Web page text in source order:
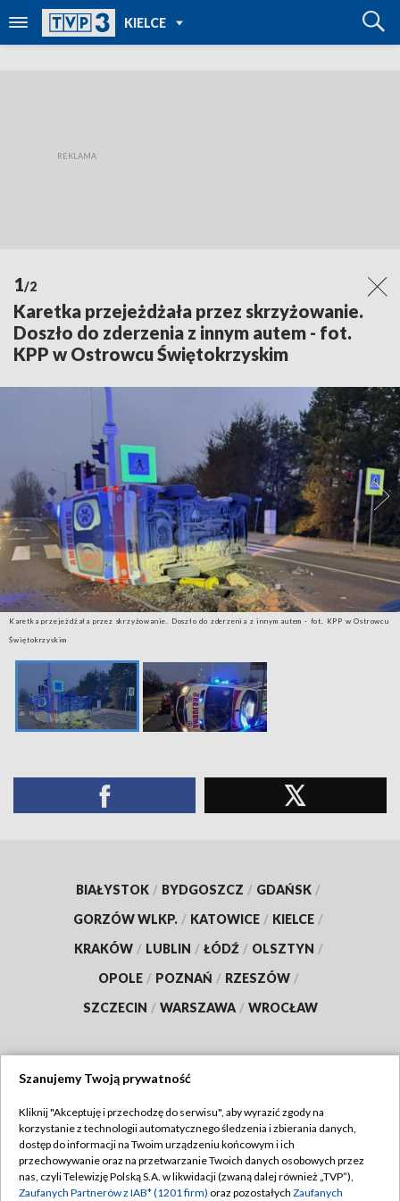
KIELCE
TVP REGIONY
1/2
Karetka przejeżdżała przez skrzyżowanie.
Doszło do zderzenia z innym autem - fot.
KPP w Ostrowcu Świętokrzyskim
Karetka przejeżdżała przez skrzyżowanie. Doszło do zderzenia z innym autem - fot. KPP w Ostrowcu
Świętokrzyskim
BIAŁYSTOK / BYDGOSZCZ / GDAŃSK /
GORZÓW WLKP. / KATOWICE / KIELCE /
KRAKÓW / LUBLIN / ŁÓDŹ / OLSZTYN /
OPOLE / POZNAŃ / RZESZÓW /
SZCZECIN / WARSZAWA / WROCŁAW
TVP
Abonament TVP
Emisja w TVP
Regulamin TVP
Polityka prywatności
Szanujemy Twoją prywatność
Kliknij "Akceptuję i przechodzę do serwisu", aby wyrazić zgody na
korzystanie z technologii automatycznego śledzenia i zbierania danych,
dostęp do informacji na Twoim urządzeniu końcowym i ich
przechowywanie oraz na przetwarzanie Twoich danych osobowych przez
nas, czyli Telewizję Polską S.A. w likwidacji (zwaną dalej również „TVP”),
Zaufanych Partnerów z IAB* (1201 firm) oraz pozostałych Zaufanych